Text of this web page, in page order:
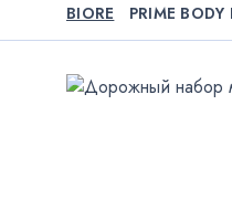
BIORE PRIME